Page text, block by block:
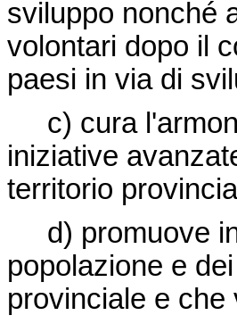
sviluppo nonché
volontari dopo il
paesi in via di
c) cura
iniziative
territorio
d) promuove
popolazione e
provinciale e